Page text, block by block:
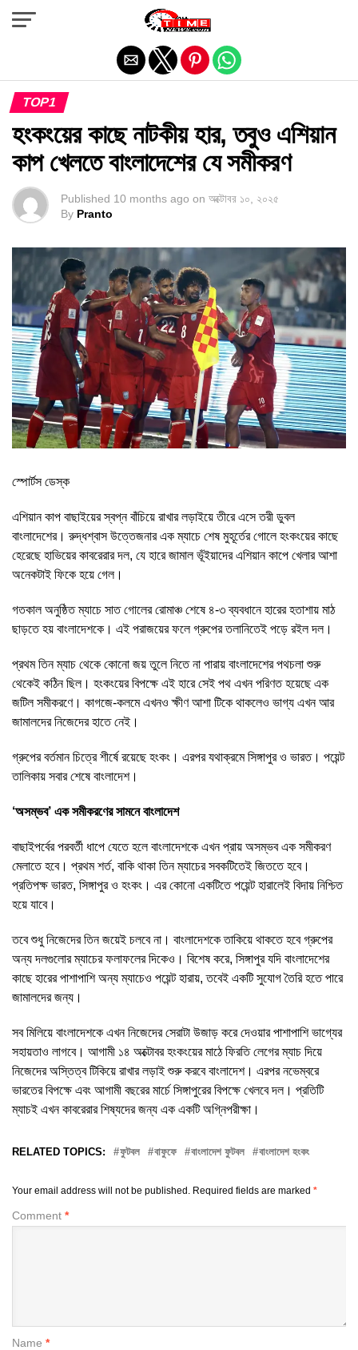
TOP1
হংকংয়ের কাছে নাটকীয় হার, তবুও এশিয়ান
কাপ খেলতে বাংলাদেশের যে সমীকরণ
Published 10 months ago on অক্টোবর ১০, ২০২৫
By Pranto
স্পোর্টস ডেস্ক
এশিয়ান কাপ বাছাইয়ের স্বপ্ন বাঁচিয়ে রাখার লড়াইয়ে তীরে এসে তরী ডুবল
বাংলাদেশের। রুদ্ধশ্বাস উত্তেজনার এক ম্যাচে শেষ মুহূর্তের গোলে হংকংয়ের কাছে
হেরেছে হাভিয়ের কাবরেরার দল, যে হারে জামাল ভূঁইয়াদের এশিয়ান কাপে খেলার আশা
অনেকটাই ফিকে হয়ে গেল।
গতকাল অনুষ্ঠিত ম্যাচে সাত গোলের রোমাঞ্চ শেষে ৪-৩ ব্যবধানে হারের হতাশায় মাঠ
ছাড়তে হয় বাংলাদেশকে। এই পরাজয়ের ফলে গ্রুপের তলানিতেই পড়ে রইল দল।
প্রথম তিন ম্যাচ থেকে কোনো জয় তুলে নিতে না পারায় বাংলাদেশের পথচলা শুরু
থেকেই কঠিন ছিল। হংকংয়ের বিপক্ষে এই হারে সেই পথ এখন পরিণত হয়েছে এক
জটিল সমীকরণে। কাগজে-কলমে এখনও ক্ষীণ আশা টিকে থাকলেও ভাগ্য এখন আর
জামালদের নিজেদের হাতে নেই।
গ্রুপের বর্তমান চিত্রে শীর্ষে রয়েছে হংকং। এরপর যথাক্রমে সিঙ্গাপুর ও ভারত। পয়েন্ট
তালিকায় সবার শেষে বাংলাদেশ।
‘অসম্ভব’ এক সমীকরণের সামনে বাংলাদেশ
বাছাইপর্বের পরবর্তী ধাপে যেতে হলে বাংলাদেশকে এখন প্রায় অসম্ভব এক সমীকরণ
মেলাতে হবে। প্রথম শর্ত, বাকি থাকা তিন ম্যাচের সবকটিতেই জিততে হবে।
প্রতিপক্ষ ভারত, সিঙ্গাপুর ও হংকং। এর কোনো একটিতে পয়েন্ট হারালেই বিদায় নিশ্চিত
হয়ে যাবে।
তবে শুধু নিজেদের তিন জয়েই চলবে না। বাংলাদেশকে তাকিয়ে থাকতে হবে গ্রুপের
অন্য দলগুলোর ম্যাচের ফলাফলের দিকেও। বিশেষ করে, সিঙ্গাপুর যদি বাংলাদেশের
কাছে হারের পাশাপাশি অন্য ম্যাচেও পয়েন্ট হারায়, তবেই একটি সুযোগ তৈরি হতে পারে
জামালদের জন্য।
সব মিলিয়ে বাংলাদেশকে এখন নিজেদের সেরাটা উজাড় করে দেওয়ার পাশাপাশি ভাগ্যের
সহায়তাও লাগবে। আগামী ১৪ অক্টোবর হংকংয়ের মাঠে ফিরতি লেগের ম্যাচ দিয়ে
নিজেদের অস্তিত্ব টিকিয়ে রাখার লড়াই শুরু করবে বাংলাদেশ। এরপর নভেম্বরে
ভারতের বিপক্ষে এবং আগামী বছরের মার্চে সিঙ্গাপুরের বিপক্ষে খেলবে দল। প্রতিটি
ম্যাচই এখন কাবরেরার শিষ্যদের জন্য এক একটি অগ্নিপরীক্ষা।
RELATED TOPICS: ফুটবল বাফুফে বাংলাদেশ ফুটবল বাংলাদেশ হংকং
Your email address will not be published. Required fields are marked *
Comment *
Name *
Exit mobile version